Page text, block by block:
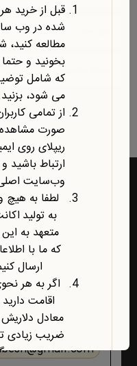
حیطه موضوعی
نمایش یک نتیجه
راه‌های ارتباط
1- برای پشتیبانی
ابتدا تمام
های ایمیلی ،تکمیل
کنید اگر هیچ جوابی
قبل از خرید
شده در وب
مطالعه
بخونید و
که شامل
می شود،
از تمامی
صورت مشاهده
ریپلای روی
ارتباط باشید
وب‌سایت اصلی
لطفا به
به تولید
متعهد به
که ما با
ارسال
اگر به هر
اقامت
معادل دلاریش
ضریب زیادی